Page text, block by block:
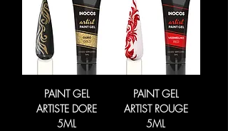
PAINT GEL
ARTISTE DORE
5ML
PAINT GEL
ARTIST ROUGE
5ML